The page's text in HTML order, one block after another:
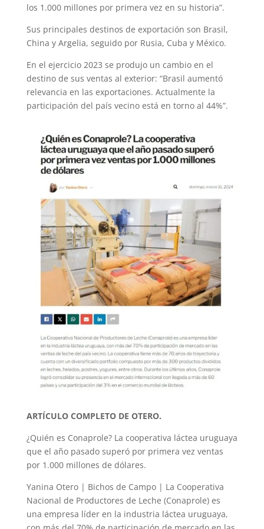
los 1.000 millones por primera vez en su historia”.
Sus principales destinos de exportación son Brasil,
China y Argelia, seguido por Rusia, Cuba y México.
En el ejercicio 2023 se produjo un cambio en el
destino de sus ventas al exterior: “Brasil aumentó
relevancia en las exportaciones. Actualmente la
participación del país vecino está en torno al 44%”.
ARTÍCULO COMPLETO DE OTERO.
¿Quién es Conaprole? La cooperativa láctea uruguaya
que el año pasado superó por primera vez ventas
por 1.000 millones de dólares.
Yanina Otero | Bichos de Campo | La Cooperativa
Nacional de Productores de Leche (Conaprole) es
una empresa líder en la industria láctea uruguaya,